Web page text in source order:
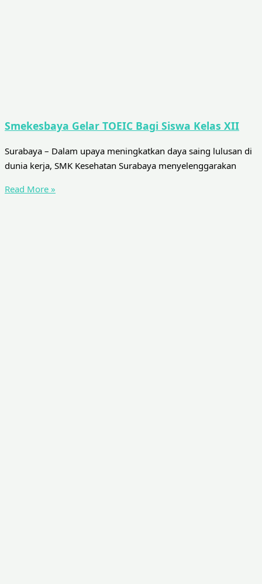
Smekesbaya Gelar TOEIC Bagi Siswa Kelas XII
Surabaya – Dalam upaya meningkatkan daya saing lulusan di
dunia kerja, SMK Kesehatan Surabaya menyelenggarakan
Read More »